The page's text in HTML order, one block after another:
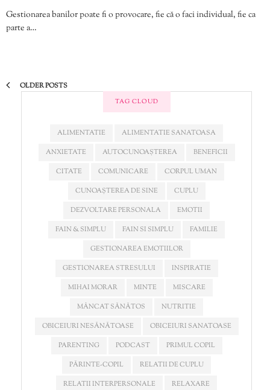
Gestionarea banilor poate fi o provocare, fie că o faci individual, fie ca
parte a…
OLDER POSTS
TAG CLOUD
ALIMENTATIE
ALIMENTATIE SANATOASA
ANXIETATE
AUTOCUNOAȘTEREA
BENEFICII
CITATE
COMUNICARE
CORPUL UMAN
CUNOAȘTEREA DE SINE
CUPLU
DEZVOLTARE PERSONALA
EMOTII
FAIN & SIMPLU
FAIN SI SIMPLU
FAMILIE
GESTIONAREA EMOTIILOR
GESTIONAREA STRESULUI
INSPIRATIE
MIHAI MORAR
MINTE
MISCARE
MÂNCAT SĂNĂTOS
NUTRITIE
OBICEIURI NESĂNĂTOASE
OBICEIURI SANATOASE
PARENTING
PODCAST
PRIMUL COPIL
PĂRINTE-COPIL
RELATII DE CUPLU
RELATII INTERPERSONALE
RELAXARE